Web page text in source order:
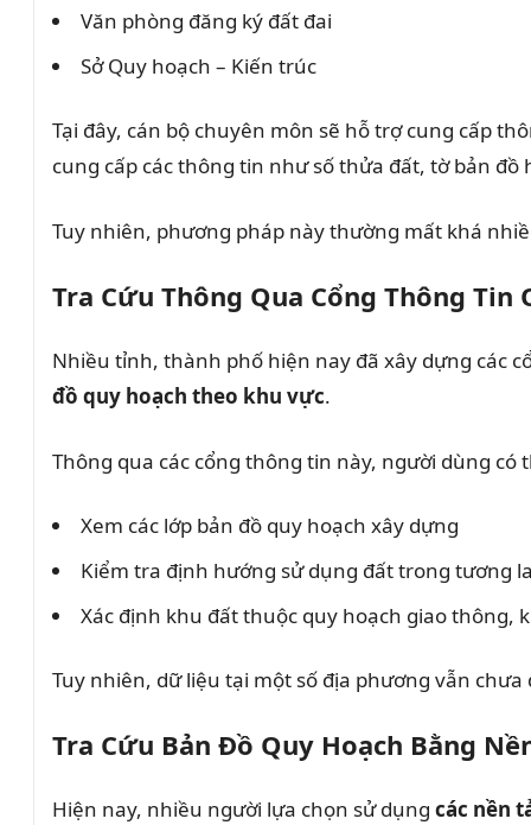
Văn phòng đăng ký đất đai
Sở Quy hoạch – Kiến trúc
Tại đây, cán bộ chuyên môn sẽ hỗ trợ cung cấp
cung cấp các thông tin như số thửa đất, tờ bản
Tuy nhiên, phương pháp này thường mất khá
Tra Cứu Thông Qua Cổng Thông
Nhiều tỉnh, thành phố hiện nay đã xây dựng các
đồ quy hoạch theo khu vực.
Thông qua các cổng thông tin này, người dùng có
Xem các lớp bản đồ quy hoạch xây dựng
Kiểm tra định hướng sử dụng đất trong tương
Xác định khu đất thuộc quy hoạch giao thông,
Tuy nhiên, dữ liệu tại một số địa phương vẫn
Tra Cứu Bản Đồ Quy Hoạch Bằng
Hiện nay, nhiều người lựa chọn sử dụng các nền